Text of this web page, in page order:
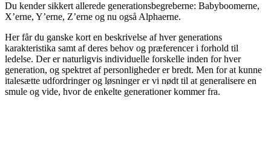
Du kender sikkert allerede generationsbegreberne: Babyboomerne,
X’erne, Y’erne, Z’erne og nu også Alphaerne.
Her får du ganske kort en beskrivelse af hver generations
karakteristika samt af deres behov og præferencer i forhold til
ledelse. Der er naturligvis individuelle forskelle inden for hver
generation, og spektret af personligheder er bredt. Men for at kunne
italesætte udfordringer og løsninger er vi nødt til at generalisere en
smule og vide, hvor de enkelte generationer kommer fra.